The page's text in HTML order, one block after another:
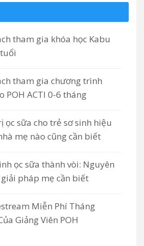
tham gia khóa học Kabu
tham gia chương trình
POH ACTI 0-6 tháng
ọc sữa cho trẻ sơ sinh hiệu
mẹ nào cũng cần biết
ọc sữa thành vòi: Nguyên
pháp mẹ cần biết
Miễn Phí Tháng
Giảng Viên POH